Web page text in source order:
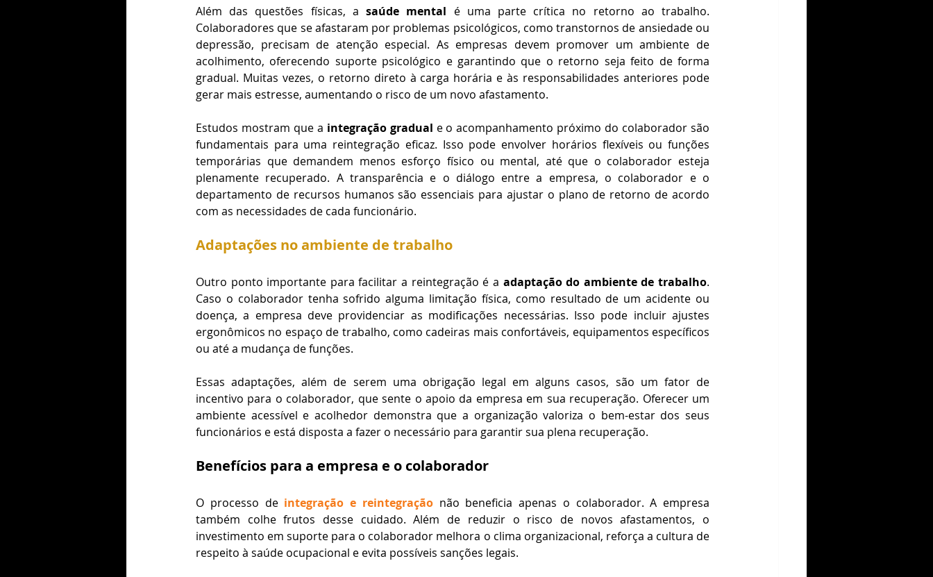
Além das questões físicas, a saúde mental é uma parte crítica no retorno ao trabalho.
Colaboradores que se afastaram por problemas psicológicos, como transtornos de ansiedade ou
depressão, precisam de atenção especial. As empresas devem promover um ambiente de
acolhimento, oferecendo suporte psicológico e garantindo que o retorno seja feito de forma
gradual. Muitas vezes, o retorno direto à carga horária e às responsabilidades anteriores pode
gerar mais estresse, aumentando o risco de um novo afastamento.
Estudos mostram que a integração gradual e o acompanhamento próximo do colaborador são
fundamentais para uma reintegração eficaz. Isso pode envolver horários flexíveis ou funções
temporárias que demandem menos esforço físico ou mental, até que o colaborador esteja
plenamente recuperado. A transparência e o diálogo entre a empresa, o colaborador e o
departamento de recursos humanos são essenciais para ajustar o plano de retorno de acordo
com as necessidades de cada funcionário.
Adaptações no ambiente de trabalho
Outro ponto importante para facilitar a reintegração é a adaptação do ambiente de trabalho.
Caso o colaborador tenha sofrido alguma limitação física, como resultado de um acidente ou
doença, a empresa deve providenciar as modificações necessárias. Isso pode incluir ajustes
ergonômicos no espaço de trabalho, como cadeiras mais confortáveis, equipamentos específicos
ou até a mudança de funções.
Essas adaptações, além de serem uma obrigação legal em alguns casos, são um fator de
incentivo para o colaborador, que sente o apoio da empresa em sua recuperação. Oferecer um
ambiente acessível e acolhedor demonstra que a organização valoriza o bem-estar dos seus
funcionários e está disposta a fazer o necessário para garantir sua plena recuperação.
Benefícios para a empresa e o colaborador
O processo de integração e reintegração não beneficia apenas o colaborador. A empresa
também colhe frutos desse cuidado. Além de reduzir o risco de novos afastamentos, o
investimento em suporte para o colaborador melhora o clima organizacional, reforça a cultura de
respeito à saúde ocupacional e evita possíveis sanções legais.